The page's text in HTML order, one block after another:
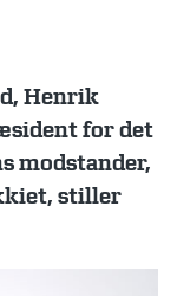
Henrik
for det
modstander,
stiller